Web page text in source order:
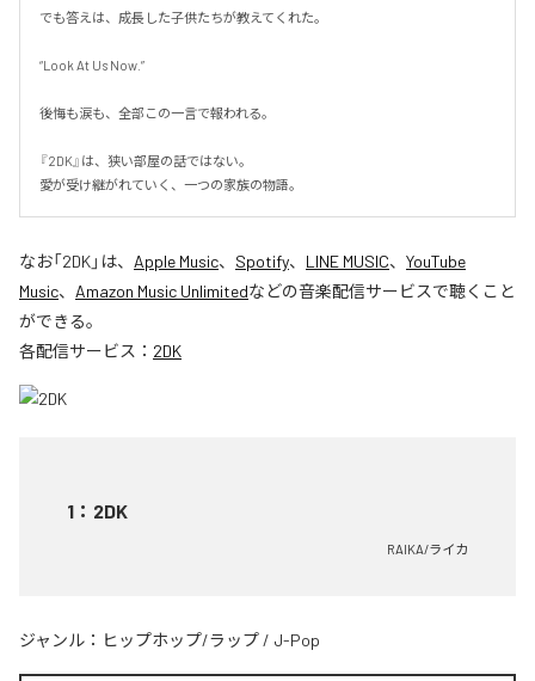
でも答えは、成長した子供たちが教えてくれた。
“Look At Us Now.”
後悔も涙も、全部この一言で報われる。
『2DK』は、狭い部屋の話ではない。
愛が受け継がれていく、一つの家族の物語。
なお「2DK」は、 Apple Music、 Spotify、 LINE MUSIC、 YouTube
Music、 Amazon Music Unlimitedなどの音楽配信サービスで聴くこと
ができる。
各配信サービス： 2DK
1 ： 2DK
RAIKA/ライカ
ジャンル： ヒップホップ/ラップ / J-Pop